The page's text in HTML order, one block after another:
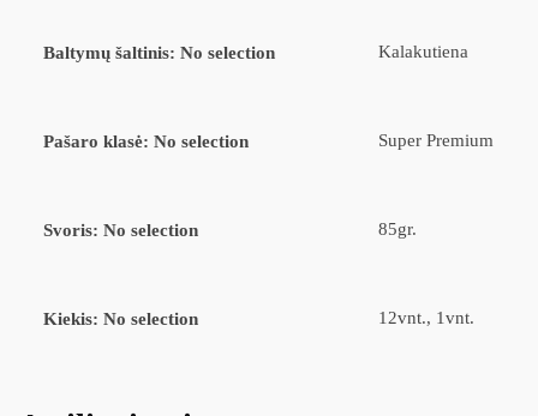
Baltymų šaltinis: No selection Kalakutiena
Pašaro klasė: No selection Super Premium
Svoris: No selection 85gr.
Kiekis: No selection 12vnt., 1vnt.